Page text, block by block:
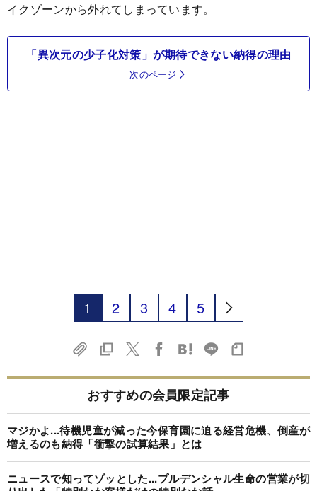
イクゾーンから外れてしまっています。
「異次元の少子化対策」が期待できない納得の理由
次のページ
1 2 3 4 5
おすすめの会員限定記事
マジかよ...待機児童が減った今保育園に迫る経営危機、倒産が
増えるのも納得「衝撃の試算結果」とは
ニュースで知ってゾッとした...プルデンシャル生命の営業が切